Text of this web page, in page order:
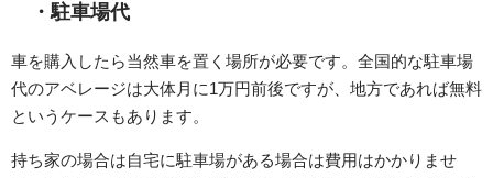
・駐車場代
車を購入したら当然車を置く場所が必要です。全国的な駐車場
代のアベレージは大体月に1万円前後ですが、地方であれば無料
というケースもあります。
持ち家の場合は自宅に駐車場がある場合は費用はかかりませ